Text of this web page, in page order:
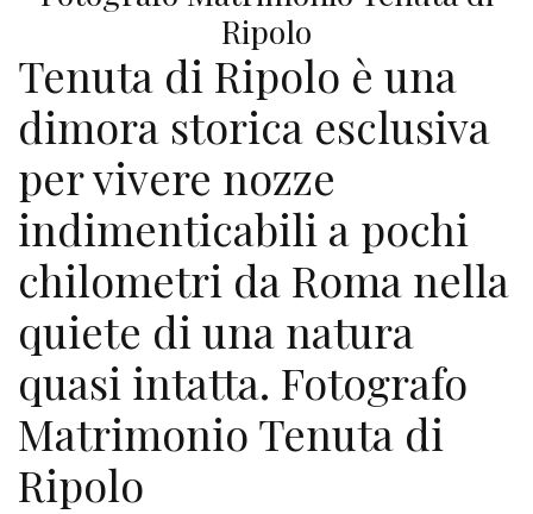
Ripolo
Tenuta di Ripolo è una
dimora storica esclusiva
per vivere nozze
indimenticabili a pochi
chilometri da Roma nella
quiete di una natura
quasi intatta. Fotografo
Matrimonio Tenuta di
Ripolo